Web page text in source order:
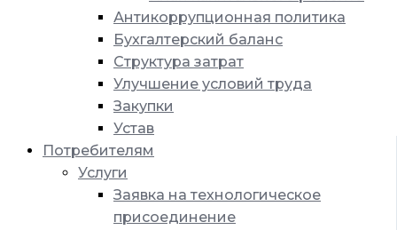
Антикоррупционная политика
Бухгалтерский баланс
Структура затрат
Улучшение условий труда
Закупки
Устав
Потребителям
Услуги
Заявка на технологическое
присоединение